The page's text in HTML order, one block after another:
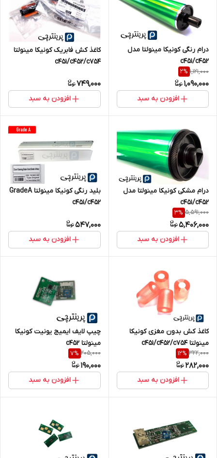
درام رنگی کونیکا مینولتا مدل
c451/c452
1,121,000
2%
1,090,000
افزودن به سبد
کاغذ کش فابریک کونیکا مینولتا
c451/c452/c754
749,000
افزودن به سبد
درام مشکی کونیکا مینولتا مدل
c451/c452
5,591,000
3%
5,406,000
افزودن به سبد
بلید رنگی کونیکا مینولتا GradeA
c451/c452
547,000
افزودن به سبد
کاغذ کش بدون مغزی کونیکا
مینولتا c451/c452/c754
322,000
12%
282,000
افزودن به سبد
چیپ لایف ایمیج یونیت کونیکا
مینولتا c452
205,000
7%
190,000
افزودن به سبد